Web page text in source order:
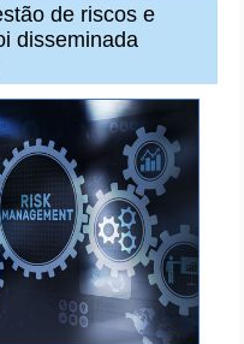
de riscos e
disseminada